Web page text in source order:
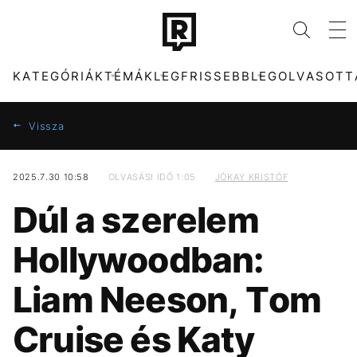
KATEGÓRIÁKTÉMÁKLEGFRISSEBB
ZENE DIVAT
KULTÚRA ENTR
FILM + SOROZAT TECH-TUDOMÁNY
SPORT TÁRSADALOM
DUNA KONCERT
MADONNA FIDESZ
CHRISTOPHER
NOLAN
TIKTOK
HŐSÉG SEBESTYÉN BALÁZS
Vissza
2025.7.30 10:58 OLVASÁSI IDŐ 1:05 JÓKAY KRISTÓF
Dúl a szerelem
Hollywoodban:
Liam Neeson, Tom
Cruise és Katy